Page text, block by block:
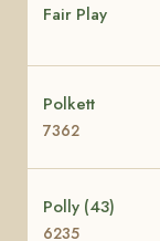
Fair Play
Polkett
7362
Polly (43)
6235